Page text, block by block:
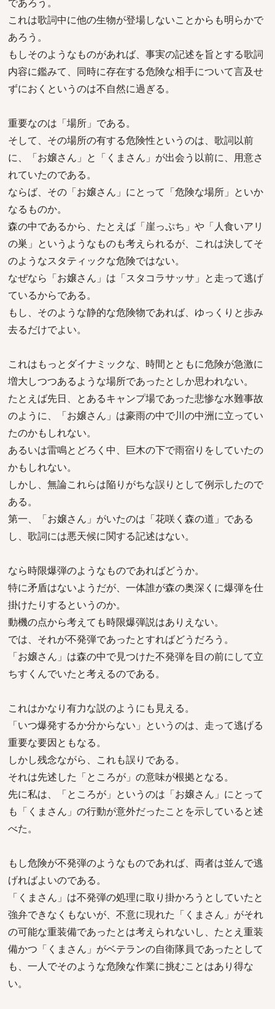
これは歌詞中に他の生物が登場しないことからも明らかで
あろう。
もしそのようなものがあれば、事実の記述を旨とする歌詞
内容に鑑みて、同時に存在する危険な相手について言及せ
ずにおくというのは不自然に過ぎる。
重要なのは「場所」である。
そして、その場所の有する危険性というのは、歌詞以前
に、「お嬢さん」と「くまさん」が出会う以前に、用意さ
れていたのである。
ならば、その「お嬢さん」にとって「危険な場所」といか
なるものか。
森の中であるから、たとえば「崖っぷち」や「人食いアリ
の巣」というようなものも考えられるが、これは決してそ
のようなスタティックな危険ではない。
なぜなら「お嬢さん」は「スタコラサッサ」と走って逃げ
ているからである。
もし、そのような静的な危険物であれば、ゆっくりと歩み
去るだけでよい。
これはもっとダイナミックな、時間とともに危険が急激に
増大しつつあるような場所であったとしか思われない。
たとえば先日、とあるキャンプ場であった悲惨な水難事故
のように、「お嬢さん」は豪雨の中で川の中洲に立ってい
たのかもしれない。
あるいは雷鳴とどろく中、巨木の下で雨宿りをしていたの
かもしれない。
しかし、無論これらは陥りがちな誤りとして例示したので
ある。
第一、「お嬢さん」がいたのは「花咲く森の道」である
し、歌詞には悪天候に関する記述はない。
なら時限爆弾のようなものであればどうか。
特に矛盾はないようだが、一体誰が森の奥深くに爆弾を仕
掛けたりするというのか。
動機の点から考えても時限爆弾説はありえない。
では、それが不発弾であったとすればどうだろう。
「お嬢さん」は森の中で見つけた不発弾を目の前にして立
ちすくんでいたと考えるのである。
これはかなり有力な説のようにも見える。
「いつ爆発するか分からない」というのは、走って逃げる
重要な要因ともなる。
しかし残念ながら、これも誤りである。
それは先述した「ところが」の意味が根拠となる。
先に私は、「ところが」というのは「お嬢さん」にとって
も「くまさん」の行動が意外だったことを示していると述
べた。
もし危険が不発弾のようなものであれば、両者は並んで逃
げればよいのである。
「くまさん」は不発弾の処理に取り掛かろうとしていたと
強弁できなくもないが、不意に現れた「くまさん」がそれ
の可能な重装備であったとは考えられないし、たとえ重装
備かつ「くまさん」がベテランの自衛隊員であったとして
も、一人でそのような危険な作業に挑むことはあり得な
い。